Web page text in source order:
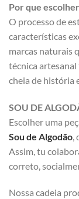
Por que
O processo de
características
marcas naturais
técnica artesanal
cheia de história
SOU DE
Escolher uma
Sou de Algodão
Assim, tu
correto,
Nossa cadeia